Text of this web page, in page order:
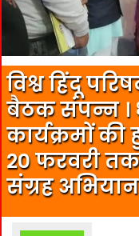
विश्व हिंदू
बैठक संपन्न ।
कार्यक्रमों की
20 फरवरी तक
संग्रह